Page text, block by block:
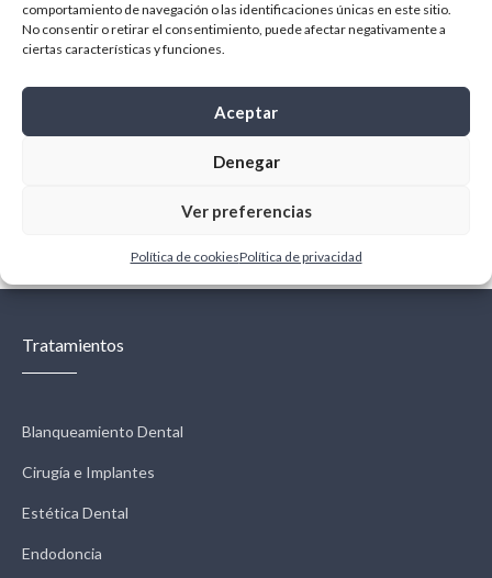
comportamiento de navegación o las identificaciones únicas en este sitio.
No consentir o retirar el consentimiento, puede afectar negativamente a
ciertas características y funciones.
Aceptar
Denegar
Ver preferencias
Política de cookiesPolítica de privacidad
Tratamientos
Blanqueamiento Dental
Cirugía e Implantes
Estética Dental
Endodoncia